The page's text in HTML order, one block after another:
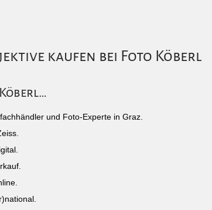
kaufen bei Foto Köberl
und Foto-Experte in Graz.